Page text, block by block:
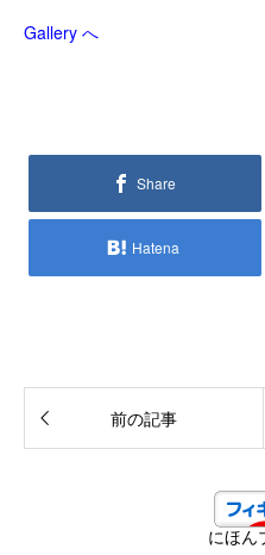
Gallery へ
Share
Hatena
前の記事
にほん